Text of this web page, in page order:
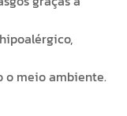
o meio ambiente.